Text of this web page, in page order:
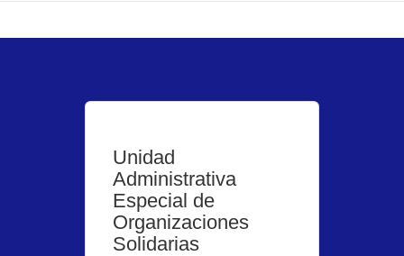
Unidad
Administrativa
Especial de
Organizaciones
Solidarias